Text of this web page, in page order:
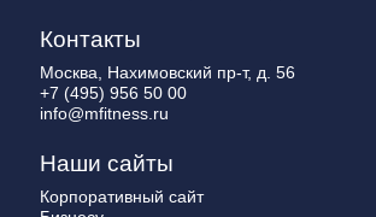
Контакты
Москва, Нахимовский пр-т, д. 56
+7 (495) 956 50 00
info@mfitness.ru
Наши сайты
Корпоративный сайт